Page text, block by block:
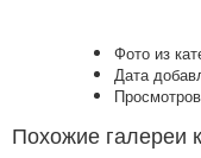
Фото из
Дата
Похожие галереи